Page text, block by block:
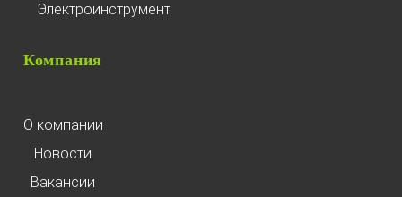
Электроинструмент
Компания
О компании
Новости
Вакансии